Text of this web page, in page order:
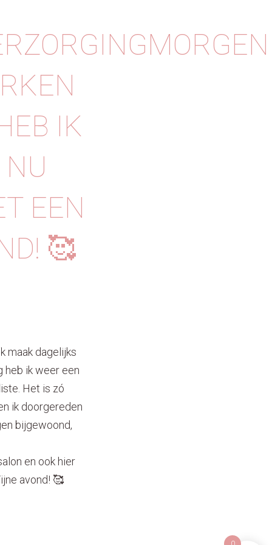
IK
EEN
🥰
maak dagelijks
heb ik weer een
Het is zó
ik doorgereden
bijgewoond,
en ook hier
avond! 🥰